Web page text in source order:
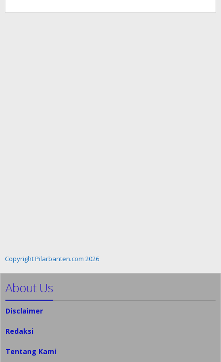
Copyright Pilarbanten.com 2026
About Us
Disclaimer
Redaksi
Tentang Kami